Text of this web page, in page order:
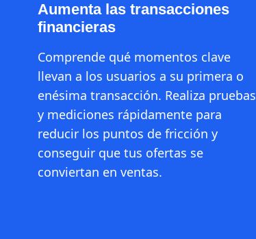
Aumenta las transacciones
financieras
Comprende qué momentos clave
llevan a los usuarios a su primera o
enésima transacción. Realiza pruebas
y mediciones rápidamente para
reducir los puntos de fricción y
conseguir que tus ofertas se
conviertan en ventas.